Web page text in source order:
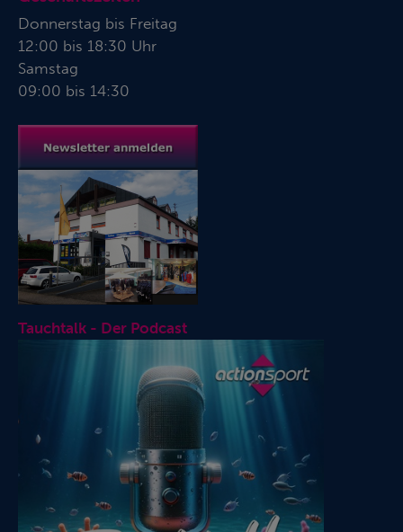
Donnerstag bis Freitag
12:00 bis 18:30 Uhr
Samstag
09:00 bis 14:30
Tauchtalk - Der Podcast